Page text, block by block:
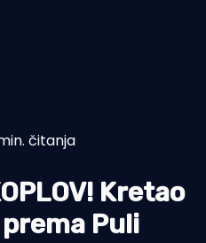
čitanja
Kretao
Puli